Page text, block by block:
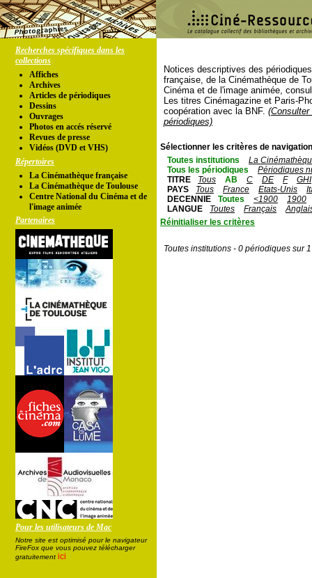
Recherches spécifiques dans les
collections
Affiches
Archives
Articles de périodiques
Dessins
Ouvrages
Photos en accés réservé
Revues de presse
Vidéos (DVD et VHS)
Répertoires
La Cinémathèque française
La Cinémathèque de Toulouse
Centre National du Cinéma et de
l'image animée
Partenaires
Pour les utilisateurs de Mac
Notre site est optimisé pour le navigateur
FireFox que vous pouvez télécharger
gratuitement ici
Notices descriptives des
française, de la Cinémathèque de
Cinéma et de l'image animée,
Les titres Cinémagazine et Paris-
coopération avec la BNF.
périodiques)
Sélectionner les critères de
Toutes institutions
La
Tous les périodiques
Périodiques
TITRE
Tous AB C DE F
GHI
PAYS
Tous France Etats-Unis
DECENNIE
Toutes <1900
1900
LANGUE
Toutes Français
Réinitialiser les critères
Toutes institutions - 0 périodiques sur